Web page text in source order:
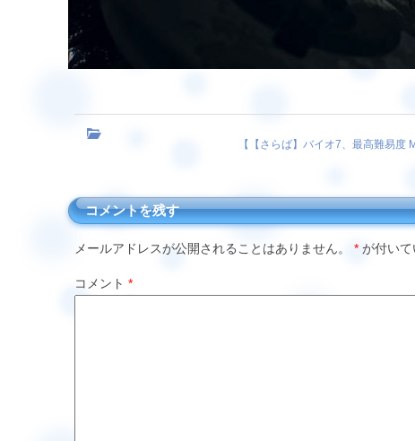
【 【さらば】バイオ7、最高難易度
コメントを残す
メールアドレスが公開されることはありません。 * が付い
コメント *